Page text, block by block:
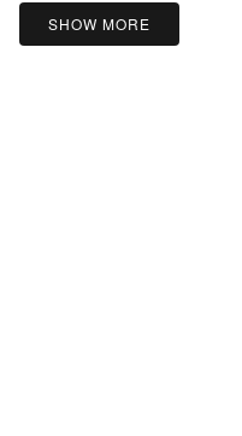
SHOW MORE